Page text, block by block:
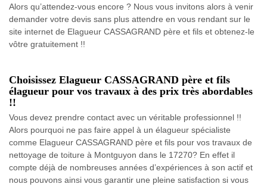
Alors qu’attendez-vous encore ? Nous vous invitons alors à venir
demander votre devis sans plus attendre en vous rendant sur le
site internet de Elagueur CASSAGRAND père et fils et obtenez-le
vôtre gratuitement !!
Choisissez Elagueur CASSAGRAND père et fils
élagueur pour vos travaux à des prix très abordables
!!
Vous devez prendre contact avec un véritable professionnel !!
Alors pourquoi ne pas faire appel à un élagueur spécialiste
comme Elagueur CASSAGRAND père et fils pour vos travaux de
nettoyage de toiture à Montguyon dans le 17270? En effet il
compte déjà de nombreuses années d’expériences à son actif et
nous pouvons ainsi vous garantir une pleine satisfaction si vous